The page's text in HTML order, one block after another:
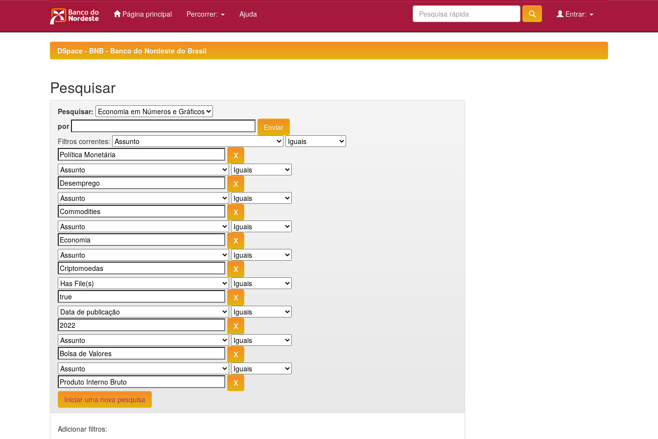
Página principal Percorrer: Ajuda Entrar:
DSpace - BNB - Banco do Nordeste do Brasil
Pesquisar
Pesquisar:
por
Filtros correntes:
Iniciar uma nova pesquisa
Adicionar filtros: